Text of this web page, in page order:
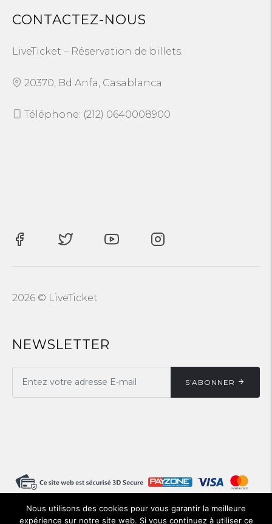
CONTACTEZ-NOUS
LiveTicket – Réservation de billets.
20370, Bd Anfa, Casablanca
Téléphone: (212) 0640008900
2026 © LiveTicket
NEWSLETTER
S'ABONNER
Nous utilisons des cookies pour vous garantir la meilleure
expérience sur notre site web. Si vous continuez à utiliser ce